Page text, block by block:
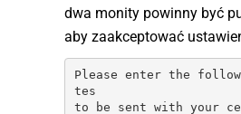
dwa monity powinny być
aby zaakceptować
Please enter the
tes
to be sent with your